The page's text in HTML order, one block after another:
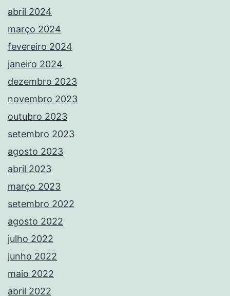
abril 2024
março 2024
fevereiro 2024
janeiro 2024
dezembro 2023
novembro 2023
outubro 2023
setembro 2023
agosto 2023
abril 2023
março 2023
setembro 2022
agosto 2022
julho 2022
junho 2022
maio 2022
abril 2022